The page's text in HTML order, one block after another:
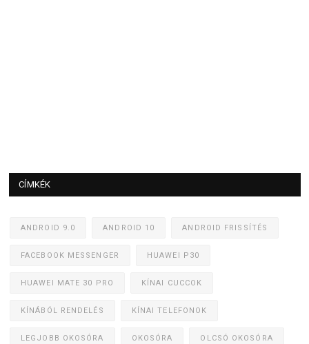
CÍMKÉK
ANDROID 9.0 ANDROID 10 ANDROID FRISSÍTÉS
FACEBOOK MESSENGER HUAWEI P30
HUAWEI MATE 30 PRO KÍNAI CUCCOK
KÍNÁBÓL RENDELÉS KÍNAI TELEFONOK
LEGJOBB OKOSÓRA OKOSÓRA OLCSÓ OKOSÓRA